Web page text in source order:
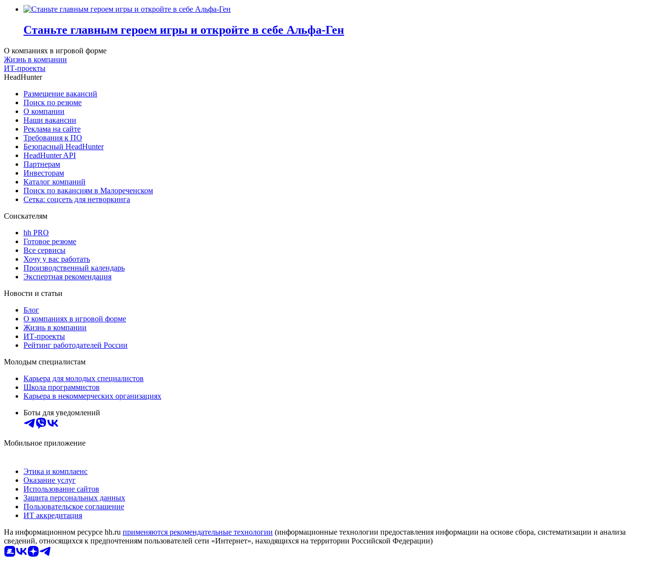
Станьте главным героем игры и откройте в себе Альфа-Ген
О компаниях в игровой форме
Жизнь в компании
ИТ-проекты
HeadHunter
Размещение вакансий
Поиск по резюме
О компании
Наши вакансии
Реклама на сайте
Требования к ПО
Безопасный HeadHunter
HeadHunter API
Партнерам
Инвесторам
Каталог компаний
Поиск по вакансиям в Малореченском
Сетка: соцсеть для нетворкинга
Соискателям
hh PRO
Готовое резюме
Все сервисы
Хочу у вас работать
Производственный календарь
Экспертная рекомендация
Новости и статьи
Блог
О компаниях в игровой форме
Жизнь в компании
ИТ-проекты
Рейтинг работодателей России
Молодым специалистам
Карьера для молодых специалистов
Школа программистов
Карьера в некоммерческих организациях
Боты для уведомлений
Мобильное приложение
Этика и комплаенс
Оказание услуг
Использование сайтов
Защита персональных данных
Пользовательское соглашение
ИТ аккредитация
На информационном ресурсе hh.ru применяются рекомендательные технологии (информационные технологии предоставления информации на основе сбора, систематизации и анализа
сведений, относящихся к предпочтениям пользователей сети «Интернет», находящихся на территории Российской Федерации)